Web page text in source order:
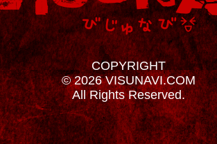
COPYRIGHT
© 2026 VISUNAVI.COM
All Rights Reserved.